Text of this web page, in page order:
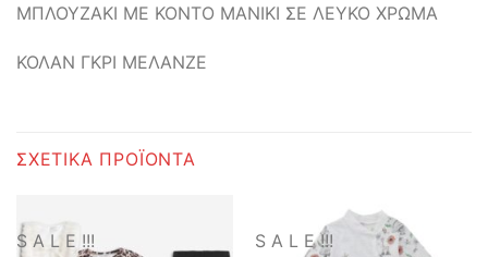
ΜΠΛΟΥΖΑΚΙ ΜΕ ΚΟΝΤΟ ΜΑΝΙΚΙ ΣΕ ΛΕΥΚΟ ΧΡΩΜΑ
ΚΟΛΑΝ ΓΚΡΙ ΜΕΛΑΝΖΕ
ΣΧΕΤΙΚΆ ΠΡΟΪΌΝΤΑ
S A L E !!! S A L E !!!